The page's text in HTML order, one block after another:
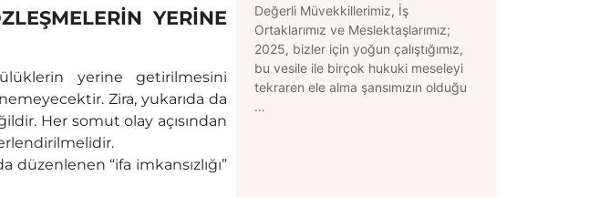
YERİNE
yerine getirilmesini
Zira, yukarıda da
Her somut olay açısından
düzenlenen “ifa imkansızlığı”
Değerli Müvekkillerimiz, İş
Ortaklarımız ve Meslektaşlarımız;
2025, bizler için yoğun çalıştığımız,
bu vesile ile birçok hukuki meseleyi
tekraren ele alma şansımızın olduğu
…